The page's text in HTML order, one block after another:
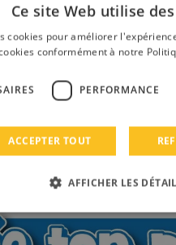
Ce site Web utilise
cookies pour améliorer
conformément à notre
PERFORMANCE
ACCEPTER TOUT
AFFICHER LES